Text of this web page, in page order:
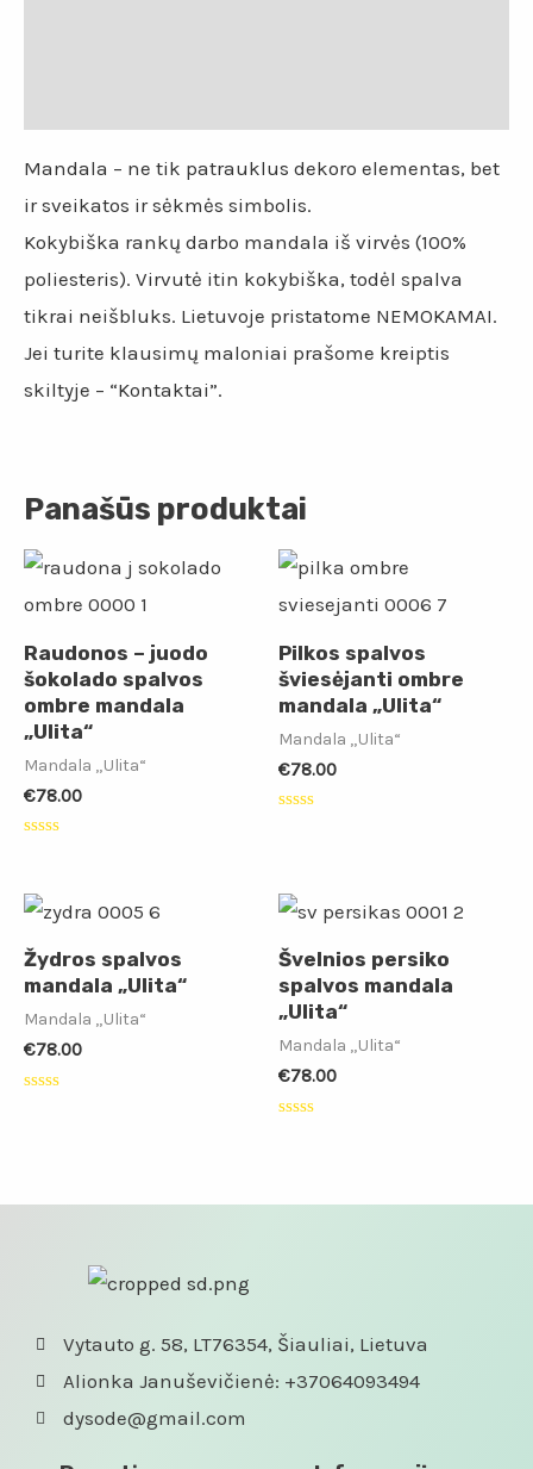
Mandala – ne tik patrauklus dekoro elementas, bet
ir sveikatos ir sėkmės simbolis.
Kokybiška rankų darbo mandala iš virvės (100%
poliesteris). Virvutė itin kokybiška, todėl spalva
tikrai neišbluks. Lietuvoje pristatome NEMOKAMAI.
Jei turite klausimų maloniai prašome kreiptis
skiltyje – “Kontaktai”.
Panašūs produktai
Raudonos – juodo
šokolado spalvos
ombre mandala
„Ulita“
Mandala „Ulita“
€78.00
5
Pilkos spalvos
šviesėjanti ombre
mandala „Ulita“
Mandala „Ulita“
€78.00
Žydros spalvos
mandala „Ulita“
Mandala „Ulita“
€78.00
Švelnios persiko
spalvos mandala
„Ulita“
Mandala „Ulita“
€78.00
Vytauto g. 58, LT76354, Šiauliai, Lietuva
Alionka Januševičienė: +37064093494
dysode@gmail.com